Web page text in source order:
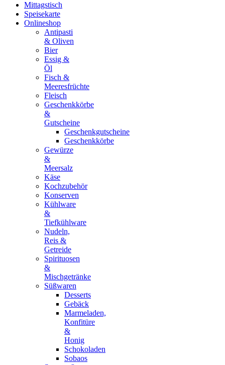
Mittagstisch
Speisekarte
Onlineshop
Antipasti
& Oliven
Bier
Essig &
Öl
Fisch &
Meeresfrüchte
Fleisch
Geschenkkörbe
&
Gutscheine
Geschenkgutscheine
Geschenkkörbe
Gewürze
&
Meersalz
Käse
Kochzubehör
Konserven
Kühlware
&
Tiefkühlware
Nudeln,
Reis &
Getreide
Spirituosen
&
Mischgetränke
Süßwaren
Desserts
Gebäck
Marmeladen,
Konfitüre
&
Honig
Schokoladen
Sobaos